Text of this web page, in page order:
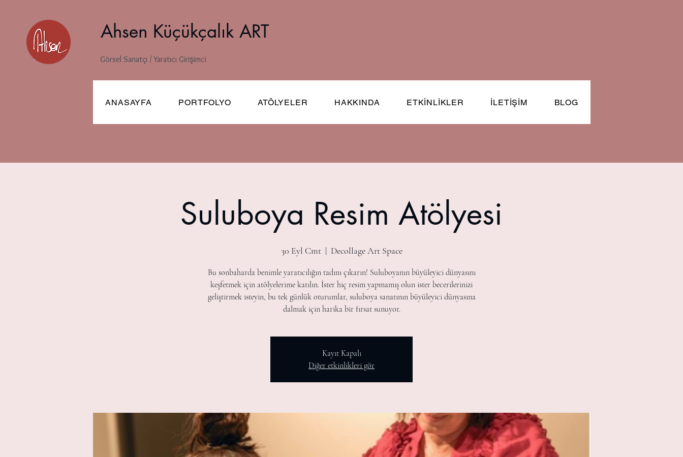
Ahsen Küçükçalık ART
Görsel Sanatçı / Yaratıcı Girişimci
ANASAYFA PORTFOLYO ATÖLYELER HAKKINDA ETKİNLİKLER İLETİŞİM BLOG
Suluboya Resim Atölyesi
30 Eyl Cmt
  |
Decollage Art Space
Bu sonbaharda benimle yaratıcılığın tadını çıkarın! Suluboyanın büyüleyici dünyasını
keşfetmek için atölyelerime katılın. İster hiç resim yapmamış olun ister becerilerinizi
geliştirmek isteyin, bu tek günlük oturumlar, suluboya sanatının büyüleyici dünyasına
dalmak için harika bir fırsat sunuyor.
Kayıt Kapalı
Diğer etkinlikleri gör